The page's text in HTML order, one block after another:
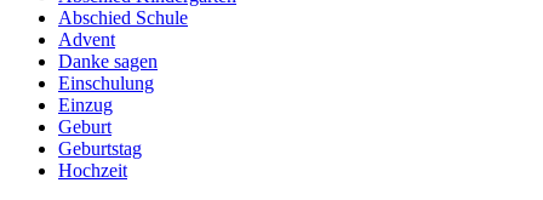
Abschied Schule
Advent
Danke sagen
Einschulung
Einzug
Geburt
Geburtstag
Hochzeit